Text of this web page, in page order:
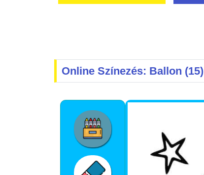
Online Színezés: Ballon (15)